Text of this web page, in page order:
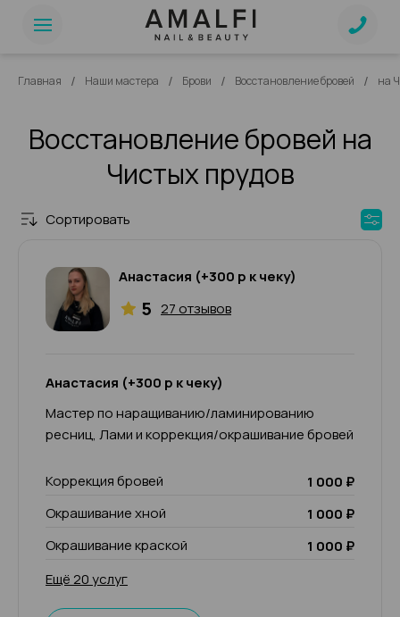
Главная / Наши мастера / Брови / Восстановление бровей / на
Восстановление бровей на
Чистых прудов
Сортировать
Анастасия (+300 р к чеку)
5 27 отзывов
Анастасия (+300 р к чеку)
Мастер по наращиванию/ламинированию
ресниц, Лами и коррекция/окрашивание бровей
Коррекция бровей
1 000 ₽
Окрашивание хной
1 000 ₽
Окрашивание краской
1 000 ₽
Ещё 20 услуг